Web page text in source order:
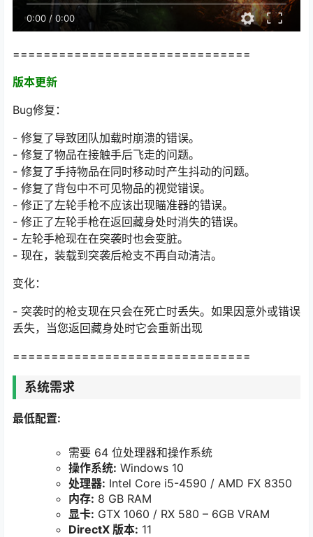
0:00 / 0:00
===============================
版本更新
Bug修复：
- 修复了导致团队加载时崩溃的错误。
- 修复了物品在接触手后飞走的问题。
- 修复了手持物品在同时移动时产生抖动的问题。
- 修复了背包中不可见物品的视觉错误。
- 修正了左轮手枪不应该出现瞄准器的错误。
- 修正了左轮手枪在返回藏身处时消失的错误。
- 左轮手枪现在在突袭时也会变脏。
- 现在，装载到突袭后枪支不再自动清洁。
变化：
- 突袭时的枪支现在只会在死亡时丢失。如果因意外或错误
丢失，当您返回藏身处时它会重新出现
===============================
系统需求
最低配置:
需要 64 位处理器和操作系统
操作系统: Windows 10
处理器: Intel Core i5-4590 / AMD FX 8350
内存: 8 GB RAM
显卡: GTX 1060 / RX 580 – 6GB VRAM
DirectX 版本: 11